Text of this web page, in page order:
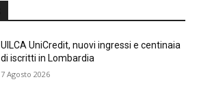
UILCA UniCredit, nuovi ingressi e centinaia
di iscritti in Lombardia
7 Agosto 2026